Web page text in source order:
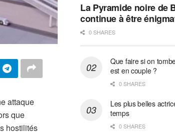
attaque
que
hostilités
La Pyramide noire de
continue à être
0 SHARES
Que faire si on
est en couple ?
0 SHARES
Les plus belles
temps
0 SHARES